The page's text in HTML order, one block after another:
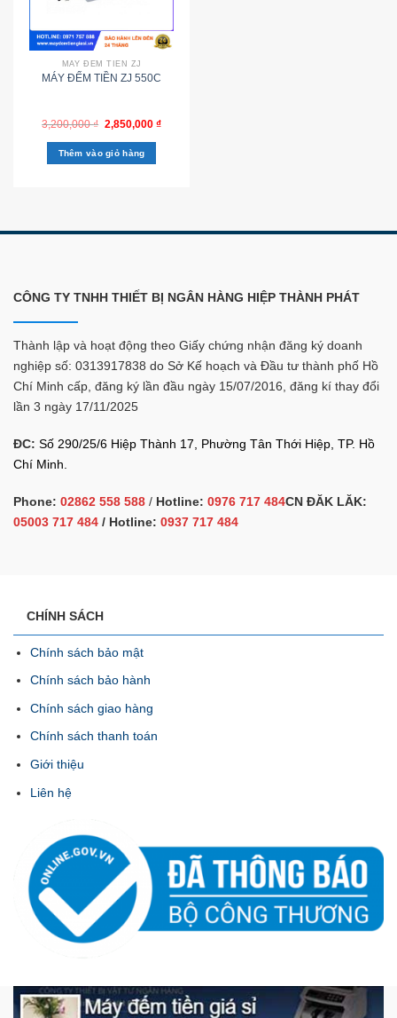
MÁY ĐẾM TIỀN ZJ
MÁY ĐẾM TIỀN ZJ 550C
3,200,000₫ 2,850,000 ₫
Thêm vào giỏ hàng
CÔNG TY TNHH THIẾT BỊ NGÂN HÀNG HIỆP THÀNH PHÁT
Thành lập và hoạt động theo Giấy chứng nhận đăng ký doanh
nghiệp số: 0313917838 do Sở Kế hoạch và Đầu tư thành phố Hồ
Chí Minh cấp, đăng ký lần đầu ngày 15/07/2016, đăng kí thay đổi
lần 3 ngày 17/11/2025
ĐC: Số 290/25/6 Hiệp Thành 17, Phường Tân Thới Hiệp, TP. Hồ
Chí Minh.
Phone: 02862 558 588 / Hotline: 0976 717 484CN ĐĂK LĂK:
05003 717 484 / Hotline: 0937 717 484
CHÍNH SÁCH
Chính sách bảo mật
Chính sách bảo hành
Chính sách giao hàng
Chính sách thanh toán
Giới thiệu
Liên hệ